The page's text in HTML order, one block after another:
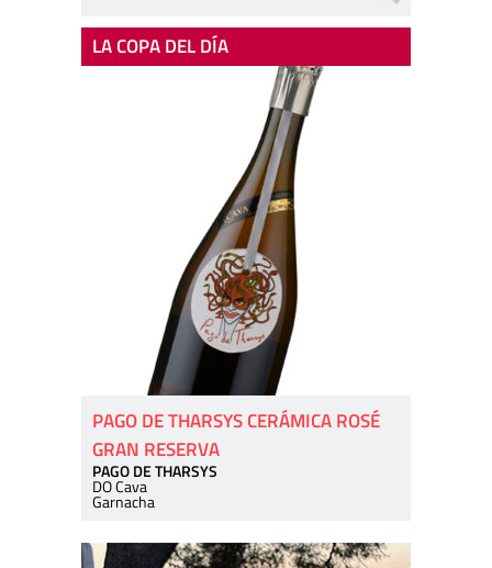
LA COPA DEL DÍA
PAGO DE THARSYS CERÁMICA ROSÉ
GRAN RESERVA
PAGO DE THARSYS
DO Cava
Garnacha